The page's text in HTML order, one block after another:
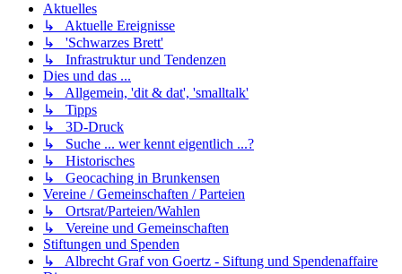
Aktuelles
↳ Aktuelle Ereignisse
↳ 'Schwarzes Brett'
↳ Infrastruktur und Tendenzen
Dies und das ...
↳ Allgemein, 'dit & dat', 'smalltalk'
↳ Tipps
↳ 3D-Druck
↳ Suche ... wer kennt eigentlich ...?
↳ Historisches
↳ Geocaching in Brunkensen
Vereine / Gemeinschaften / Parteien
↳ Ortsrat/Parteien/Wahlen
↳ Vereine und Gemeinschaften
Stiftungen und Spenden
↳ Albrecht Graf von Goertz - Siftung und Spendenaffaire